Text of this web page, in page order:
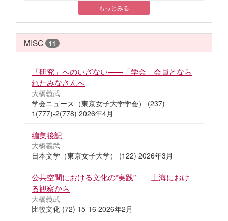
もっとみる
MISC 11
「研究」へのいざない――「学会」会員となら
れたみなさんへ
大橋義武
学会ニュース（東京女子大学学会） (237)
1(777)-2(778) 2026年4月
編集後記
大橋義武
日本文学（東京女子大学） (122) 2026年3月
公共空間における文化の“実践”――上海におけ
る観察から
大橋義武
比較文化 (72) 15-16 2026年2月